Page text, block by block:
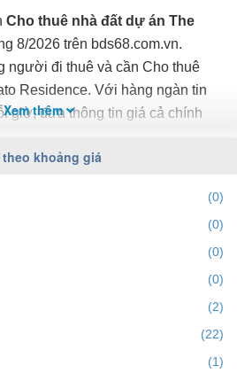
Cho thuê nhà đất dự án The
8/2026 trên bds68.com.vn.
người đi thuê và cần Cho thuê
Residence. Với hàng ngàn tin
giờ, đưa thông tin giá cả chính
điểm, giá, diện tích, số phòng
mong muốn. Ngoài ra với tính
liền kề cùng mức giá giúp
chủ của BĐS.
và phù hợp với nhu cầu, bạn hãy
Nếu bạn có bất động sản
Xem thêm
khoảng giá
(0)
(0)
(0)
(0)
(2)
(22)
(1)